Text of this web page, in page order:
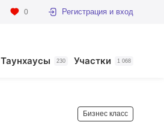
0 Регистрация и вход
Таунхаусы 230 Участки 1 068
Бизнес класс